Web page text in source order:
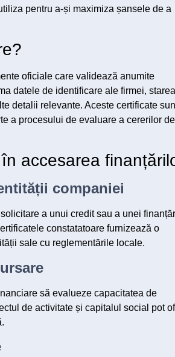
pentru a-și maximiza șansele de a
oficiale care validează anumite
datele de identificare ale firmei, starea
detalii relevante. Aceste certificate
a procesului de evaluare a cererilor de
accesarea
companiei
a unui credit sau a unei
constatatoare furnizează o
sale cu reglementările locale.
să evalueze capacitatea de
de activitate și capitalul social pot